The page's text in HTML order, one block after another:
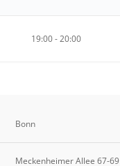
19:00 - 20:00
Bonn
Meckenheimer Allee 67-69